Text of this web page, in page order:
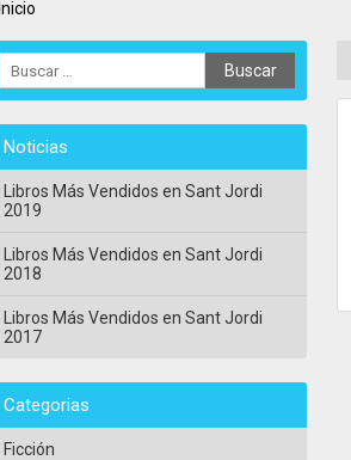
Inicio
Noticias
Libros Más Vendidos en Sant Jordi
2019
Libros Más Vendidos en Sant Jordi
2018
Libros Más Vendidos en Sant Jordi
2017
Categorias
Ficción